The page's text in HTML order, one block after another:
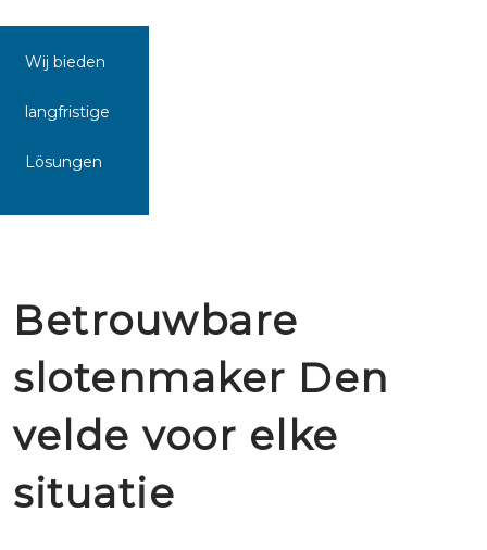
Wij bieden
langfristige
Lösungen
Betrouwbare
slotenmaker Den
velde voor elke
situatie